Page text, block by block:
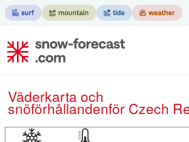
Väderkarta och
snöförhållandenför Czech